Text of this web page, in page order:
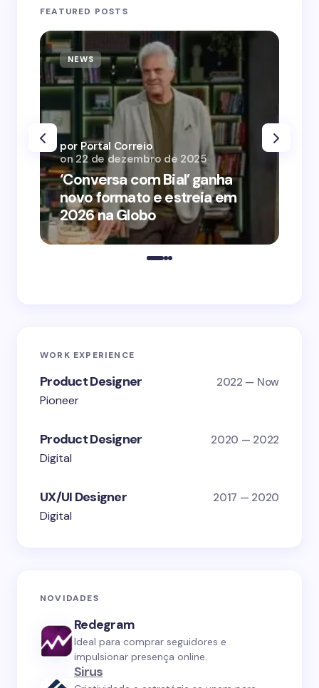
FEATURED POSTS
NEWS
‘Conversa com Bial’ ganha
novo formato e estreia em
2026 na Globo
por Portal Correio
on 22 de dezembro de 2025
WORK EXPERIENCE
Product Designer 2022 — Now
Pioneer
Product Designer 2020 — 2022
Digital
UX/UI Designer 2017 — 2020
Digital
NOVIDADES
Redegram
Ideal para comprar seguidores e
impulsionar presença online.
Sirus